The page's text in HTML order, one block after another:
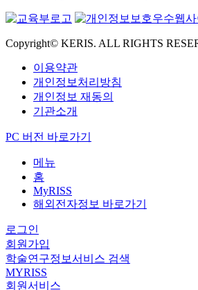
Copyright© KERIS. ALL RIGHTS
이용약관
개인정보처리방침
개인정보 재동의
기관소개
PC 버전 바로가기
메뉴
홈
MyRISS
해외전자정보 바로가기
로그인
회원가입
학술연구정보서비스 검색
MYRISS
회원서비스